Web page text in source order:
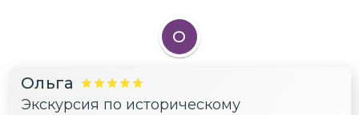
О
Ольга
Экскурсия по историческому